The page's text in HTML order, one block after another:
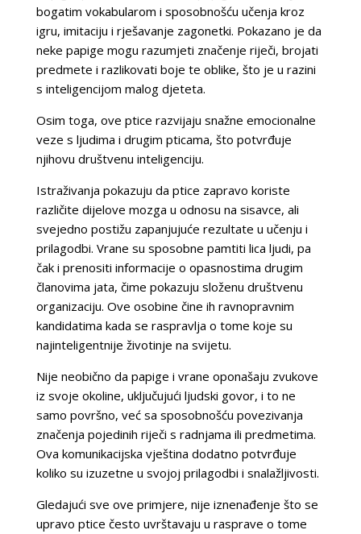
bogatim vokabularom i sposobnošću učenja kroz
igru, imitaciju i rješavanje zagonetki. Pokazano je da
neke papige mogu razumjeti značenje riječi, brojati
predmete i razlikovati boje te oblike, što je u razini
s inteligencijom malog djeteta.
Osim toga, ove ptice razvijaju snažne emocionalne
veze s ljudima i drugim pticama, što potvrđuje
njihovu društvenu inteligenciju.
Istraživanja pokazuju da ptice zapravo koriste
različite dijelove mozga u odnosu na sisavce, ali
svejedno postižu zapanjujuće rezultate u učenju i
prilagodbi. Vrane su sposobne pamtiti lica ljudi, pa
čak i prenositi informacije o opasnostima drugim
članovima jata, čime pokazuju složenu društvenu
organizaciju. Ove osobine čine ih ravnopravnim
kandidatima kada se raspravlja o tome koje su
najinteligentnije životinje na svijetu.
Nije neobično da papige i vrane oponašaju zvukove
iz svoje okoline, uključujući ljudski govor, i to ne
samo površno, već sa sposobnošću povezivanja
značenja pojedinih riječi s radnjama ili predmetima.
Ova komunikacijska vještina dodatno potvrđuje
koliko su izuzetne u svojoj prilagodbi i snalažljivosti.
Gledajući sve ove primjere, nije iznenađenje što se
upravo ptice često uvrštavaju u rasprave o tome